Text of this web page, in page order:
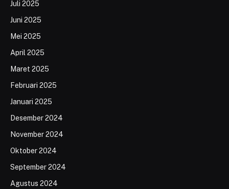
Juli 2025
Juni 2025
Mei 2025
April 2025
Maret 2025
Februari 2025
Januari 2025
Desember 2024
November 2024
Oktober 2024
September 2024
Agustus 2024